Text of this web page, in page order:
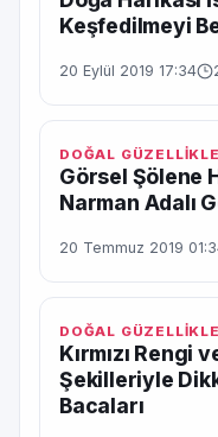
Keşfedilmeyi
20 Eylül 2019 17:34
DOĞAL
Görsel Şölene
Narman Adalı
20 Temmuz 2019
DOĞAL
Kırmızı Rengi
Şekilleriyle
Bacaları